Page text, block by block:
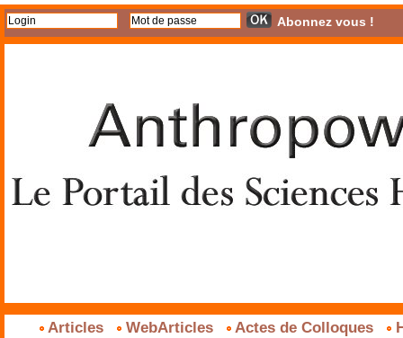
Abonnez vous !
Articles WebArticles Actes de Colloques